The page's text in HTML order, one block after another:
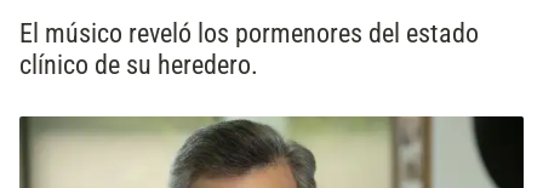
El músico reveló los pormenores del estado
clínico de su heredero.